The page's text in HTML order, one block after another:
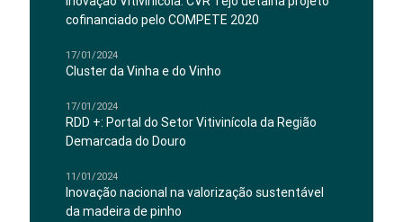
cofinanciado pelo COMPETE 2020
17/01/2024
Cluster da Vinha e do Vinho
17/01/2024
RDD +: Portal do Setor Vitivinícola da Região
Demarcada do Douro
11/01/2024
Inovação nacional na valorização sustentável
da madeira de pinho